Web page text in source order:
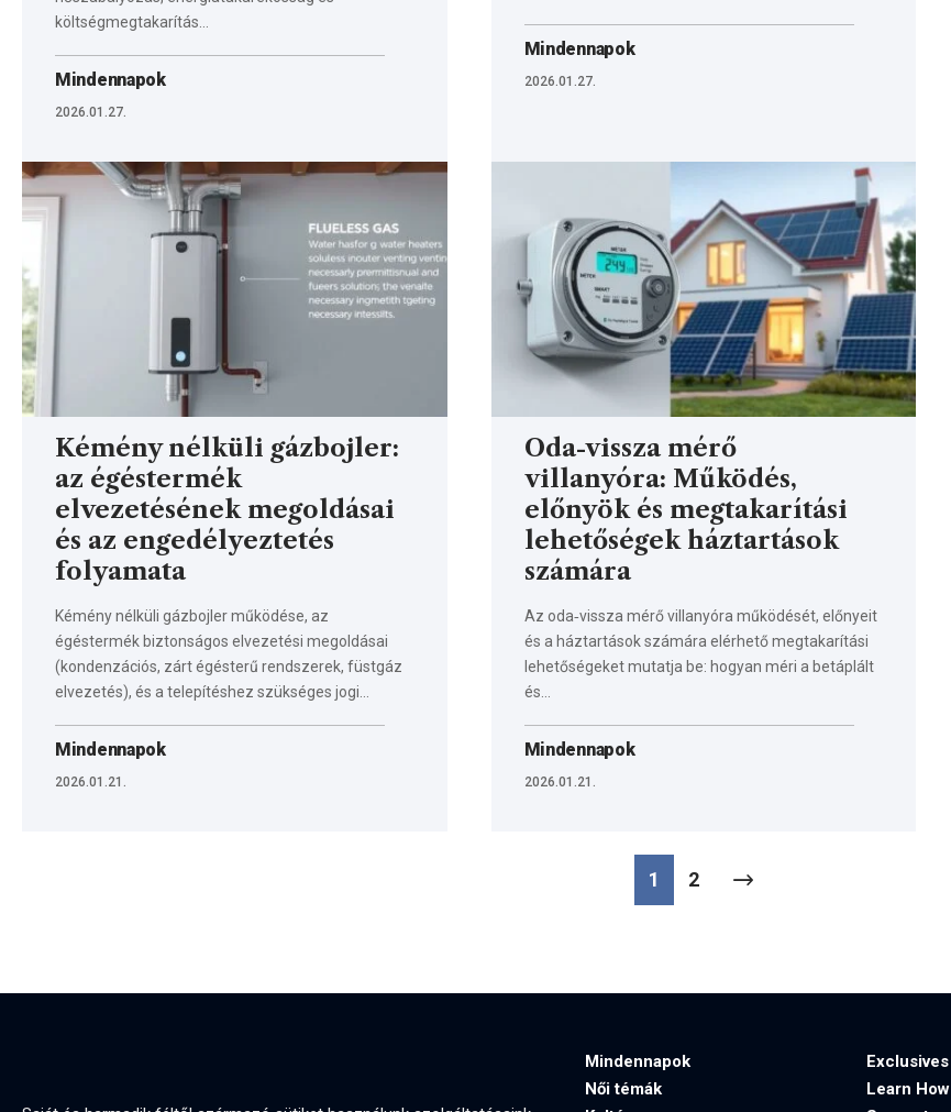
költségmegtakarítás…
Mindennapok
2026.01.27.
Mindennapok
2026.01.27.
Kémény nélküli gázbojler:
az égéstermék
elvezetésének megoldásai
és az engedélyeztetés
folyamata
Kémény nélküli gázbojler működése, az
égéstermék biztonságos elvezetési megoldásai
(kondenzációs, zárt égésterű rendszerek, füstgáz
elvezetés), és a telepítéshez szükséges jogi…
Mindennapok
2026.01.21.
Oda-vissza mérő
villanyóra: Működés,
előnyök és megtakarítási
lehetőségek háztartások
számára
Az oda‑vissza mérő villanyóra működését, előnyeit
és a háztartások számára elérhető megtakarítási
lehetőségeket mutatja be: hogyan méri a betáplált
és…
Mindennapok
2026.01.21.
1 2
Mindennapok
Női témák
Exclusives
Learn How